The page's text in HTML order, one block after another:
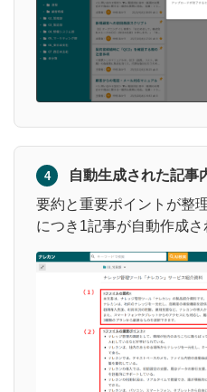
4
自動生成された記事
要約と重要ポイントが整
につき1記事が自動作成さ